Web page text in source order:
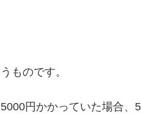
ものです。
円かかっていた場合